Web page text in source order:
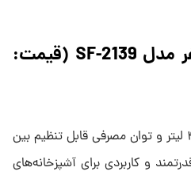
2- سماور برقی سونیفر مدل SF-2139 (قیمت:
سماور برقی سونیفر با ظرفیت ۴ لیتر و توان مصرفی قابل تنظیم بین
قدرتمند و کاربردی برای آشپزخانه‌های